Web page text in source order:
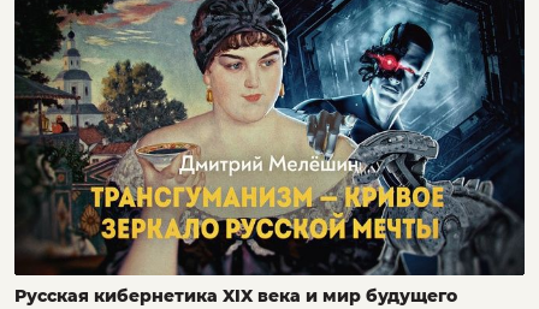
Русская кибернетика XIX века и мир будущего